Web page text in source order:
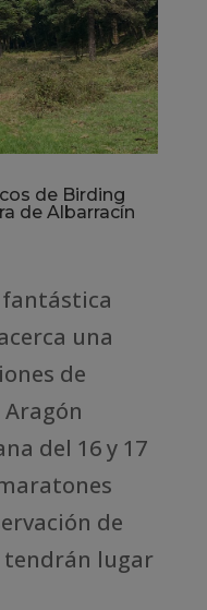
de Birding
de Albarracín
una
de
del 16 y 17
de
tendrán lugar